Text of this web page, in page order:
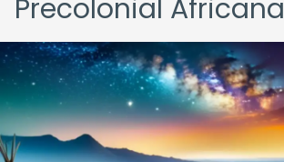
Precolonial Africana